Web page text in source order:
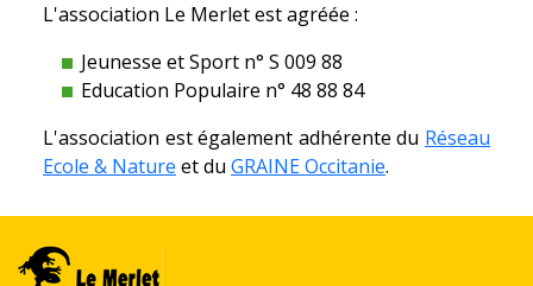
L'association Le Merlet est agréée :
Jeunesse et Sport n° S 009 88
Education Populaire n° 48 88 84
L'association est également adhérente du Réseau
Ecole & Nature et du GRAINE Occitanie.